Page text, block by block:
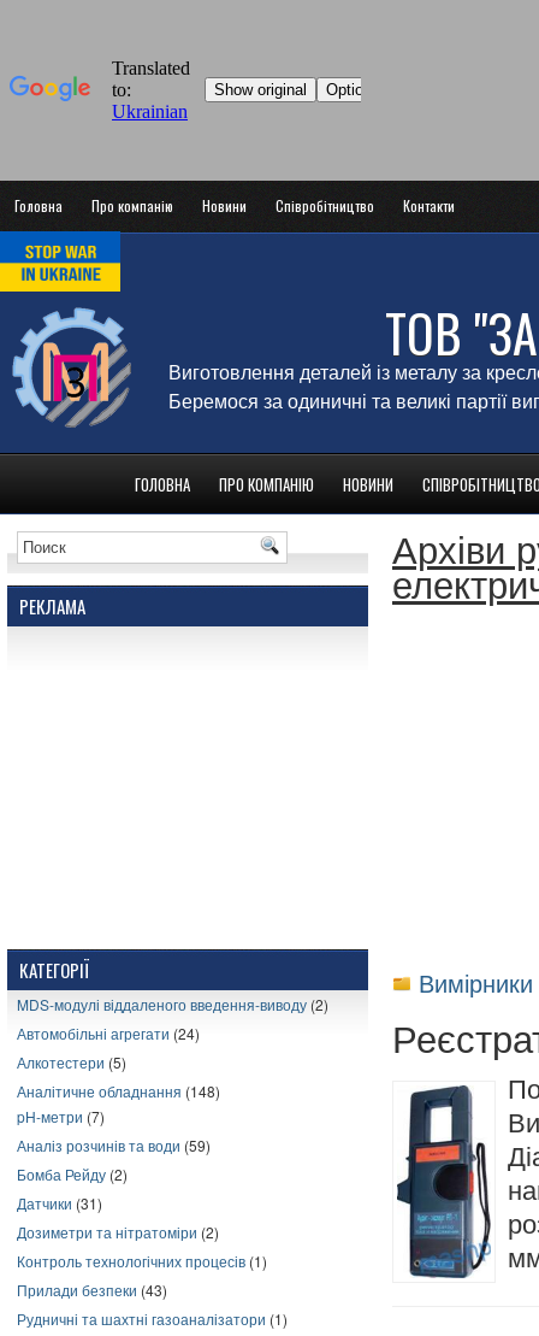
Головна Про компанію Новини Співробітництво Контакти
ТОВ
Виготовлення деталей із металу за
Беремося за одиничні та великі партії
ГОЛОВНА ПРО КОМПАНІЮ НОВИНИ
РЕКЛАМА
КАТЕГОРІЇ
MDS-модулі віддаленого введення-виводу (2)
Автомобільні агрегати (24)
Алкотестери (5)
Аналітичне обладнання (148)
pH-метри (7)
Аналіз розчинів та води (59)
Бомба Рейду (2)
Датчики (31)
Дозиметри та нітратоміри (2)
Контроль технологічних процесів (1)
Прилади безпеки (43)
Рудничні та шахтні газоаналізатори (1)
Архіви